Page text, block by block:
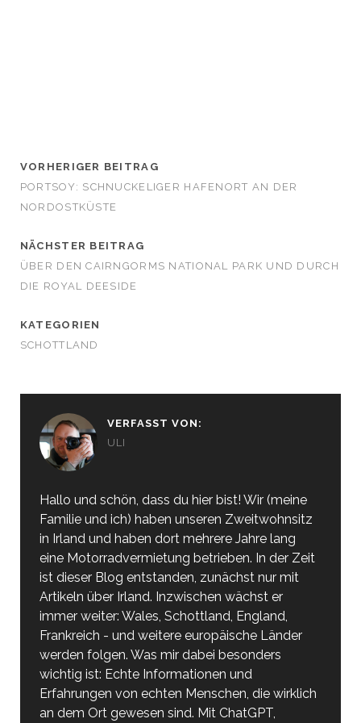
VORHERIGER BEITRAG
PORTSOY: SCHNUCKELIGER HAFENORT AN DER
NORDOSTKÜSTE
NÄCHSTER BEITRAG
ÜBER DEN CAIRNGORMS NATIONAL PARK UND DURCH
DIE ROYAL DEESIDE
KATEGORIEN
SCHOTTLAND
VERFASST VON:
ULI
Hallo und schön, dass du hier bist! Wir (meine
Familie und ich) haben unseren Zweitwohnsitz
in Irland und haben dort mehrere Jahre lang
eine Motorradvermietung betrieben. In der Zeit
ist dieser Blog entstanden, zunächst nur mit
Artikeln über Irland. Inzwischen wächst er
immer weiter: Wales, Schottland, England,
Frankreich - und weitere europäische Länder
werden folgen. Was mir dabei besonders
wichtig ist: Echte Informationen und
Erfahrungen von echten Menschen, die wirklich
an dem Ort gewesen sind. Mit ChatGPT,